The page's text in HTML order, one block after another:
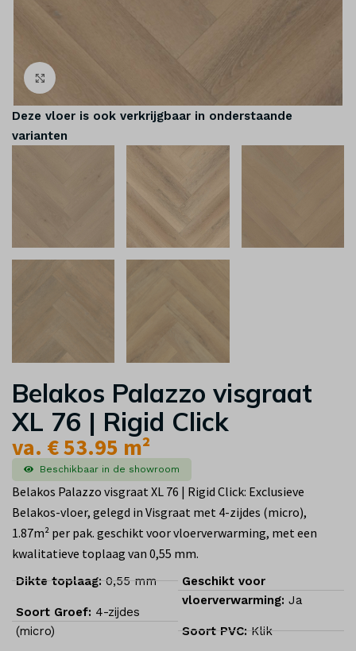
Deze vloer is ook verkrijgbaar in onderstaande
varianten
Belakos Palazzo visgraat
XL 76 | Rigid Click
va. € 53.95 m²
Beschikbaar in de showroom
Belakos Palazzo visgraat XL 76 | Rigid Click: Exclusieve
Belakos-vloer, gelegd in Visgraat met 4-zijdes (micro),
1.87m² per pak. geschikt voor vloerverwarming, met een
kwalitatieve toplaag van 0,55 mm.
Dikte toplaag:0,55 mm
Soort Groef: 4-zijdes
(micro)
Geschikt voor
vloerverwarming: Ja
Soort PVC:Klik